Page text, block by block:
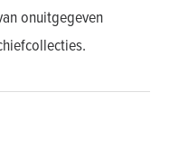
onuitgegeven